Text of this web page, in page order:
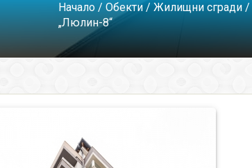
Начало / Обекти/ Жилищни сгради /
„Люлин-8“